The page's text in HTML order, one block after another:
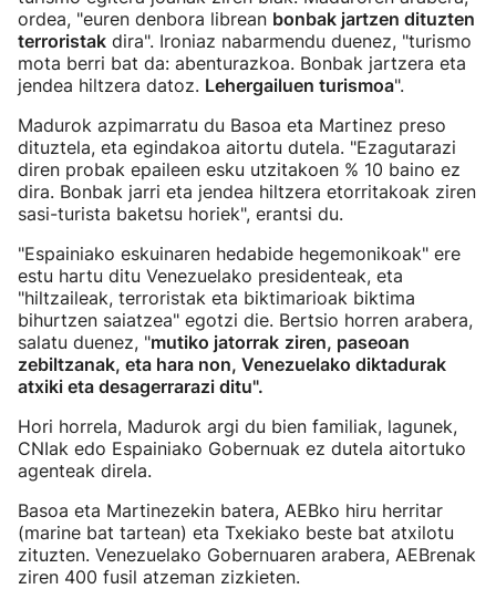
ordea, "euren denbora librean bonbak jartzen dituzten
terroristak dira". Ironiaz nabarmendu duenez, "turismo
mota berri bat da: abenturazkoa. Bonbak jartzera eta
jendea hiltzera datoz. Lehergailuen turismoa".
Madurok azpimarratu du Basoa eta Martinez preso
dituztela, eta egindakoa aitortu dutela. "Ezagutarazi
diren probak epaileen esku utzitakoen % 10 baino ez
dira. Bonbak jarri eta jendea hiltzera etorritakoak ziren
sasi-turista baketsu horiek", erantsi du.
"Espainiako eskuinaren hedabide hegemonikoak" ere
estu hartu ditu Venezuelako presidenteak, eta
"hiltzaileak, terroristak eta biktimarioak biktima
bihurtzen saiatzea" egotzi die. Bertsio horren arabera,
salatu duenez, "mutiko jatorrak ziren, paseoan
zebiltzanak, eta hara non, Venezuelako diktadurak
atxiki eta desagerrarazi ditu".
Hori horrela, Madurok argi du bien familiak, lagunek,
CNIak edo Espainiako Gobernuak ez dutela aitortuko
agenteak direla.
Basoa eta Martinezekin batera, AEBko hiru herritar
(marine bat tartean) eta Txekiako beste bat atxilotu
zituzten. Venezuelako Gobernuaren arabera, AEBrenak
ziren 400 fusil atzeman zizkieten.